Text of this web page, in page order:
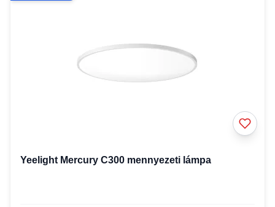
Yeelight Mercury C300 mennyezeti lámpa